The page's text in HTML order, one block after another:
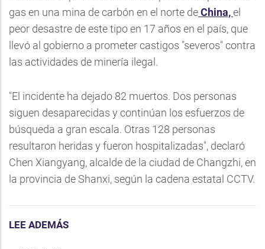
gas en una mina de carbón en el norte deChina,el
peor desastre de este tipo en 17 años en el país, que
llevó al gobierno a prometer castigos "severos" contra
las actividades de minería ilegal.
"El incidente ha dejado 82 muertos. Dos personas
siguen desaparecidas y continúan los esfuerzos de
búsqueda a gran escala. Otras 128 personas
resultaron heridas y fueron hospitalizadas", declaró
Chen Xiangyang, alcalde de la ciudad de Changzhi, en
la provincia de Shanxi, según la cadena estatal CCTV.
LEE ADEMÁS